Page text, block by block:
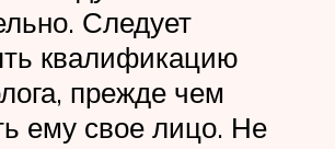
Следует
квалификацию
прежде чем
ему свое лицо. Не